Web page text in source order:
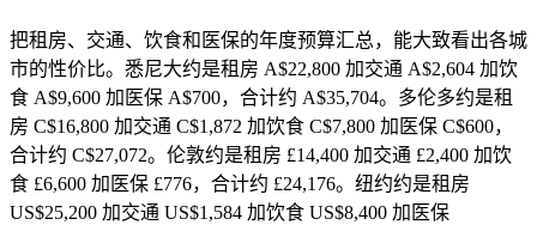
把租房、交通、饮食和医保的年度预算汇总，能大致看出各城
市的性价比。悉尼大约是租房 A$22,800 加交通 A$2,604 加饮
食 A$9,600 加医保 A$700，合计约 A$35,704。多伦多约是租
房 C$16,800 加交通 C$1,872 加饮食 C$7,800 加医保 C$600，
合计约 C$27,072。伦敦约是租房 £14,400 加交通 £2,400 加饮
食 £6,600 加医保 £776，合计约 £24,176。纽约约是租房
US$25,200 加交通 US$1,584 加饮食 US$8,400 加医保